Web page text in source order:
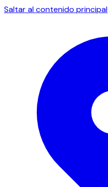
Saltar al contenido principal